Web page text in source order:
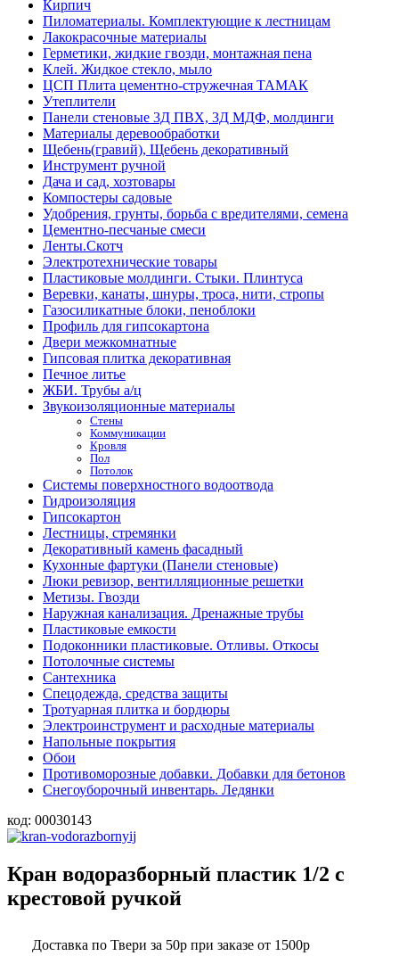
Кирпич
Пиломатериалы. Комплектующие к лестницам
Лакокрасочные материалы
Герметики, жидкие гвозди, монтажная пена
Клей. Жидкое стекло, мыло
ЦСП Плита цементно-стружечная ТАМАК
Утеплители
Панели стеновые 3Д ПВХ, 3Д МДФ, молдинги
Материалы деревообработки
Щебень(гравий), Щебень декоративный
Инструмент ручной
Дача и сад, хозтовары
Компостеры садовые
Удобрения, грунты, борьба с вредителями, семена
Цементно-песчаные смеси
Ленты.Скотч
Электротехнические товары
Пластиковые молдинги. Стыки. Плинтуса
Веревки, канаты, шнуры, троса, нити, стропы
Газосиликатные блоки, пеноблоки
Профиль для гипсокартона
Двери межкомнатные
Гипсовая плитка декоративная
Печное литье
ЖБИ. Трубы а/ц
Звукоизоляционные материалы
Стены
Коммуникации
Кровля
Пол
Потолок
Системы поверхностного водоотвода
Гидроизоляция
Гипсокартон
Лестницы, стремянки
Декоративный камень фасадный
Кухонные фартуки (Панели стеновые)
Люки ревизор, вентилляционные решетки
Метизы. Гвозди
Наружная канализация. Дренажные трубы
Пластиковые емкости
Подоконники пластиковые. Отливы. Откосы
Потолочные системы
Сантехника
Спецодежда, средства защиты
Тротуарная плитка и бордюры
Электроинструмент и расходные материалы
Напольные покрытия
Обои
Противоморозные добавки. Добавки для бетонов
Снегоуборочный инвентарь. Ледянки
код: 00030143
Кран водоразборный пластик 1/2 с
крестовой ручкой
Доставка по Твери за 50р при заказе от 1500р